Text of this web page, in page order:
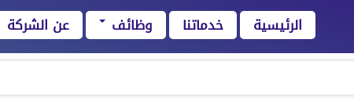
الرئيسية خدماتنا وظائف عن الشركة